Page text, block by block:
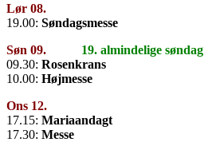
Lør 08.
19.00: Søndagsmesse
Søn 09.
19. almindelige søndag
09.30: Rosenkrans
10.00: Højmesse
Ons 12.
17.15: Mariaandagt
17.30: Messe